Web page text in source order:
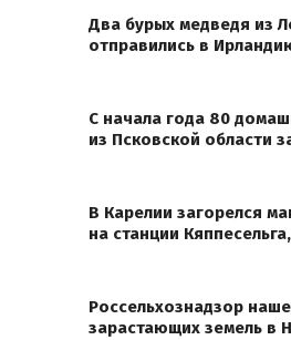
Два бурых медведя из
отправились в
С начала года 80
из Псковской области
В Карелии загорелся
на станции
Россельхознадзор
зарастающих земель в